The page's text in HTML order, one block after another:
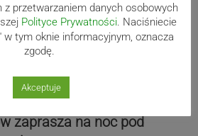
w Szczyrku
modlitwę z siatkówką. Ks.
ruszył ze zbiórką piłek
na Kaplicówce.
zaprasza na noc pod
z przetwarzaniem danych osobowych
Polityce Prywatności. Naciśniecie
w tym oknie informacyjnym, oznacza
zgodę.
Akceptuje